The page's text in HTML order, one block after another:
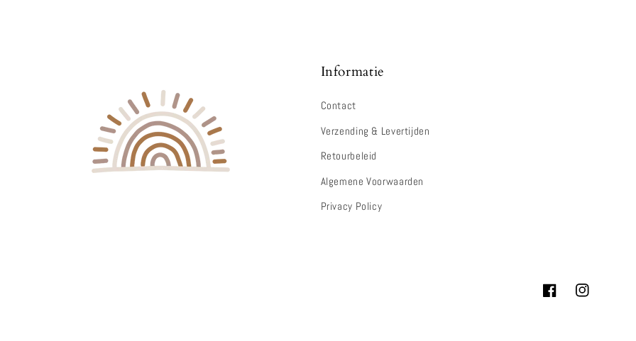
Informatie
Contact
Verzending & Levertijden
Retourbeleid
Algemene Voorwaarden
Privacy Policy
FacebookInstagram